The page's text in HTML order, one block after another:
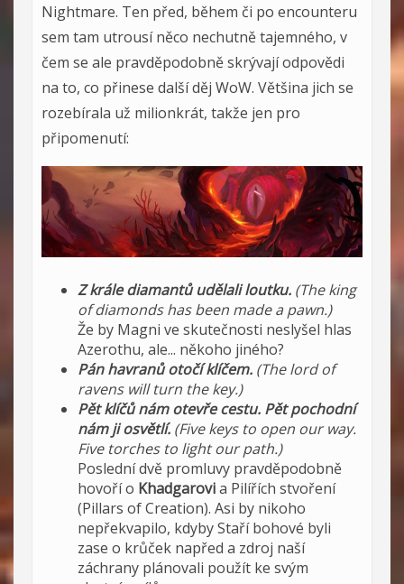
Nightmare. Ten před, během či po encounteru
sem tam utrousí něco nechutně tajemného, v
čem se ale pravděpodobně skrývají odpovědi
na to, co přinese další děj WoW. Většina jich se
rozebírala už milionkrát, takže jen pro
připomenutí:
Z krále diamantů udělali loutku. (The king
of diamonds has been made a pawn.)
Že by Magni ve skutečnosti neslyšel hlas
Azerothu, ale... někoho jiného?
Pán havranů otočí klíčem. (The lord of
ravens will turn the key.)
Pět klíčů nám otevře cestu. Pět pochodní
nám ji osvětlí. (Five keys to open our way.
Five torches to light our path.)
Poslední dvě promluvy pravděpodobně
hovoří o Khadgarovia Pilířích stvoření
(Pillars of Creation). Asi by nikoho
nepřekvapilo, kdyby Staří bohové byli
zase o krůček napřed a zdroj naší
záchrany plánovali použít ke svým